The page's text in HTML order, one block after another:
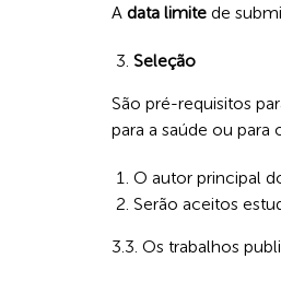
A data limite de
Seleção
São pré-requisitos
para a saúde ou para
O autor principal
Serão aceitos
3.3. Os trabalhos